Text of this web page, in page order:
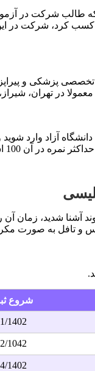
طالب شرکت در
پزشکی و
در تهران،
آزاد وارد شوید
در آن 100 است.
که در سال 1402 در ایران
و تافل به صورت
شروع
1402
1042
1402